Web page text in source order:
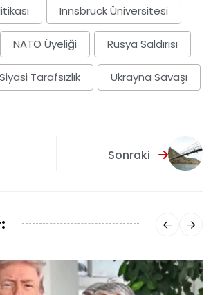
Innsbruck Üniversitesi
NATO Üyeliği Rusya Saldırısı
Siyasi Tarafsızlık Ukrayna Savaşı
Sonraki